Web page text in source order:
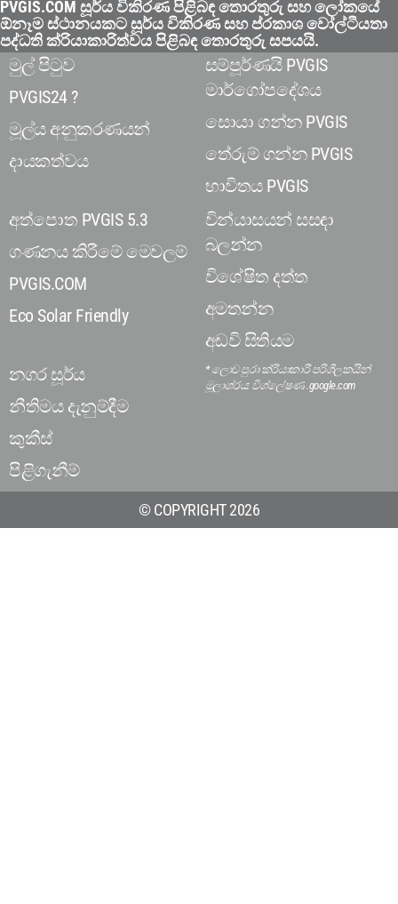
PVGIS.COM සූර්ය විකිරණ පිළිබඳ තොරතුරු සහ ලෝකයේ
ඕනෑම ස්ථානයකට සූර්ය විකිරණ සහ ප්රකාශ වෝල්ටීයතා
පද්ධති ක්රියාකාරිත්වය පිළිබඳ තොරතුරු සපයයි.
මුල් පිටුව
PVGIS24 ?
මූල්ය අනුකරණයන්
දායකත්වය
අත්පොත PVGIS 5.3
ගණනය කිරීමේ මෙවලම්
PVGIS.COM
Eco Solar Friendly
නගර සූර්ය
නීතිමය දැනුම්දීම
කුකීස්
පිළිගැනීම්
සම්පූර්ණයි PVGIS
මාර්ගෝපදේශය
සොයා ගන්න PVGIS
තේරුම් ගන්න PVGIS
භාවිතය PVGIS
වින්යාසයන් සසඳා
බලන්න
විශේෂිත දත්ත
අමතන්න
අඩවි සිතියම
* ලොව පුරා ක්රියාකාරී පරිශීලකයින්
මූලාශ්රය: විශ්ලේෂණ .google.com
© COPYRIGHT 2026